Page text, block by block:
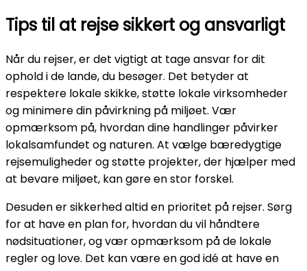
Tips til at rejse sikkert og ansvarligt
Når du rejser, er det vigtigt at tage ansvar for dit
ophold i de lande, du besøger. Det betyder at
respektere lokale skikke, støtte lokale virksomheder
og minimere din påvirkning på miljøet. Vær
opmærksom på, hvordan dine handlinger påvirker
lokalsamfundet og naturen. At vælge bæredygtige
rejsemuligheder og støtte projekter, der hjælper med
at bevare miljøet, kan gøre en stor forskel.
Desuden er sikkerhed altid en prioritet på rejser. Sørg
for at have en plan for, hvordan du vil håndtere
nødsituationer, og vær opmærksom på de lokale
regler og love. Det kan være en god idé at have en